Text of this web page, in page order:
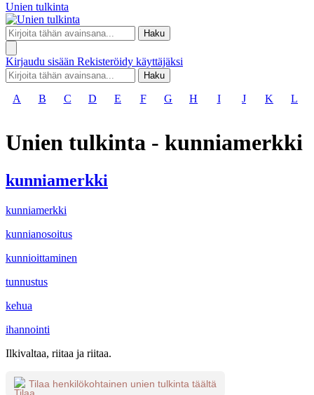
Unien tulkinta
Haku
Kirjaudu sisään Rekisteröidy käyttäjäksi
Haku
A B C D E F G H I J K L
Unien tulkinta - kunniamerkki
kunniamerkki
kunniamerkki
kunnianosoitus
kunnioittaminen
tunnustus
kehua
ihannointi
Ilkivaltaa, riitaa ja riitaa.
Tilaa henkilökohtainen unien tulkinta täältä